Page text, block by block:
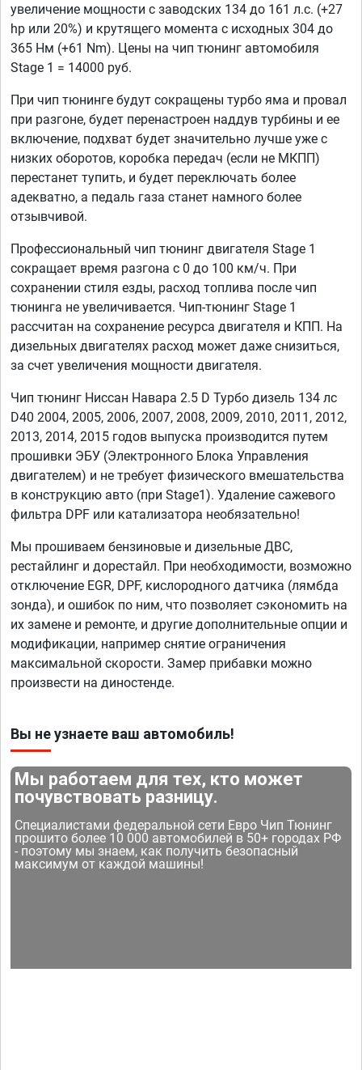
увеличение мощности с заводских 134 до 161 л.с. (+27
hp или 20%) и крутящего момента с исходных 304 до
365 Нм (+61 Nm). Цены на чип тюнинг автомобиля
Stage 1 = 14000 руб.
При чип тюнинге будут сокращены турбо яма и провал
при разгоне, будет перенастроен наддув турбины и ее
включение, подхват будет значительно лучше уже с
низких оборотов, коробка передач (если не МКПП)
перестанет тупить, и будет переключать более
адекватно, а педаль газа станет намного более
отзывчивой.
Профессиональный чип тюнинг двигателя Stage 1
сокращает время разгона с 0 до 100 км/ч. При
сохранении стиля езды, расход топлива после чип
тюнинга не увеличивается. Чип-тюнинг Stage 1
рассчитан на сохранение ресурса двигателя и КПП. На
дизельных двигателях расход может даже снизиться,
за счет увеличения мощности двигателя.
Чип тюнинг Ниссан Навара 2.5 D Турбо дизель 134 лс
D40 2004, 2005, 2006, 2007, 2008, 2009, 2010, 2011, 2012,
2013, 2014, 2015 годов выпуска производится путем
прошивки ЭБУ (Электронного Блока Управления
двигателем) и не требует физического вмешательства
в конструкцию авто (при Stage1). Удаление сажевого
фильтра DPF или катализатора необязательно!
Мы прошиваем бензиновые и дизельные ДВС,
рестайлинг и дорестайл. При необходимости, возможно
отключение EGR, DPF, кислородного датчика (лямбда
зонда), и ошибок по ним, что позволяет сэкономить на
их замене и ремонте, и другие дополнительные опции и
модификации, например снятие ограничения
максимальной скорости. Замер прибавки можно
произвести на диностенде.
Вы не узнаете ваш автомобиль!
Мы работаем для тех, кто может
почувствовать разницу.
Специалистами федеральной сети Евро Чип Тюнинг
прошито более 10 000 автомобилей в 50+ городах РФ
- поэтому мы знаем, как получить безопасный
максимум от каждой машины!